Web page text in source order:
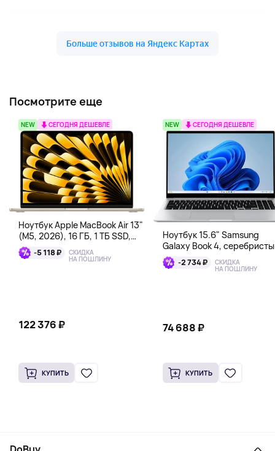
Посмотрите еще
NEW СЕГОДНЯ ДЕШЕВЛЕ
Ноутбук Apple MacBook Air 13"
(M5, 2026), 16 ГБ, 1 ТБ SSD,
сияющая звезда
-5 118 ₽ СКИДКА
НА ПОШЛИНУ
122 376 ₽
КУПИТЬ
NEW СЕГОДНЯ ДЕШЕВЛЕ
Ноутбук 15.6" Samsung
Galaxy Book 4,
-2 734 ₽ СКИДКА
НА ПОШЛИНУ
74 688 ₽
КУПИТЬ